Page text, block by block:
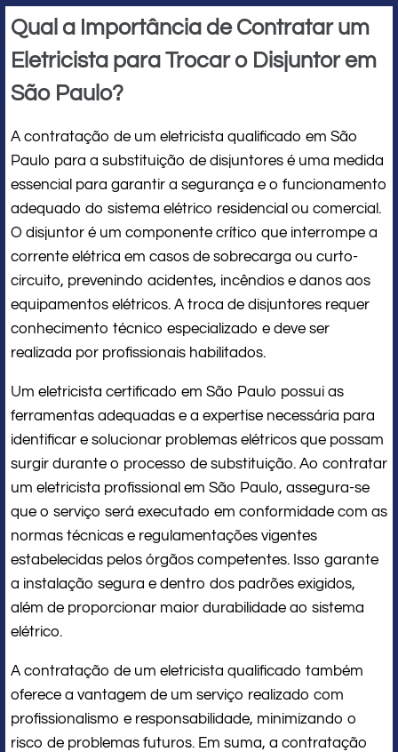
Qual a Importância de Contratar um
Eletricista para Trocar o Disjuntor em
São Paulo?
A contratação de um eletricista qualificado em São
Paulo para a substituição de disjuntores é uma medida
essencial para garantir a segurança e o funcionamento
adequado do sistema elétrico residencial ou comercial.
O disjuntor é um componente crítico que interrompe a
corrente elétrica em casos de sobrecarga ou curto-
circuito, prevenindo acidentes, incêndios e danos aos
equipamentos elétricos. A troca de disjuntores requer
conhecimento técnico especializado e deve ser
realizada por profissionais habilitados.
Um eletricista certificado em São Paulo possui as
ferramentas adequadas e a expertise necessária para
identificar e solucionar problemas elétricos que possam
surgir durante o processo de substituição. Ao contratar
um eletricista profissional em São Paulo, assegura-se
que o serviço será executado em conformidade com as
normas técnicas e regulamentações vigentes
estabelecidas pelos órgãos competentes. Isso garante
a instalação segura e dentro dos padrões exigidos,
além de proporcionar maior durabilidade ao sistema
elétrico.
A contratação de um eletricista qualificado também
oferece a vantagem de um serviço realizado com
profissionalismo e responsabilidade, minimizando o
risco de problemas futuros. Em suma, a contratação